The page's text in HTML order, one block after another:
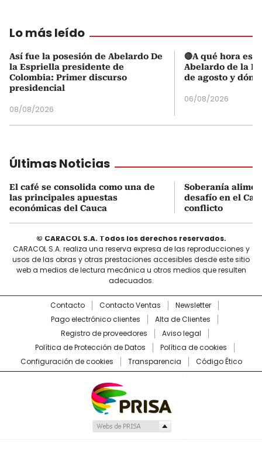
Lo más leído
Así fue la posesión de Abelardo De
la Espriella presidente de
Colombia: Primer discurso
presidencial
08/08/2026
🔴A qué hora es
Abelardo de la
de agosto y
06/08/2026
Últimas Noticias
El café se consolida como una de
las principales apuestas
económicas del Cauca
Soberanía
desafío en el
conflicto
© CARACOL S.A. Todos los derechos reservados.
CARACOL S.A. realiza una reserva expresa de las reproducciones y
usos de las obras y otras prestaciones accesibles desde este sitio
web a medios de lectura mecánica u otros medios que resulten
adecuados.
Contacto Contacto Ventas
Newsletter
Pago electrónico clientes
Alta de Clientes
Registro de proveedores
Aviso legal
Política de Protección de Datos
Política de cookies
Configuración de cookies
Transparencia Código Ético